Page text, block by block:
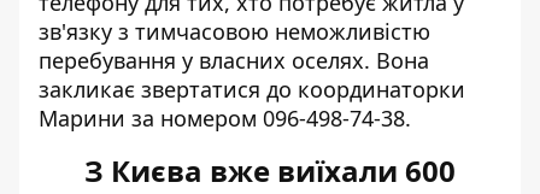
зв'язку з тимчасовою неможливістю
перебування у власних оселях. Вона
закликає звертатися до координаторки
Марини за номером 096-498-74-38.
З Києва вже виїхали 600